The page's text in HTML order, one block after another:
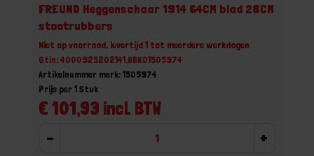
FREUND Heggenschaar 1914 64CM blad 28CM
stootrubbers
Niet op voorraad, levertijd 1 tot meerdere werkdagen
Gtin: 4000925202141,BBKO1505974
Artikelnummer merk: 1505974
€ 101,93 incl. BTW
Prijs per 1 Stuk
- +